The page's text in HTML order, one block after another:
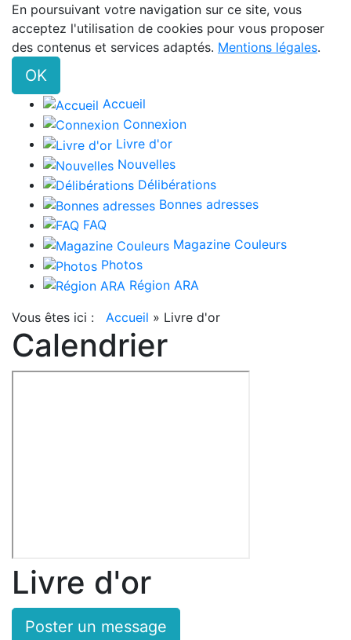
En poursuivant votre navigation sur ce site, vous
acceptez l'utilisation de cookies pour vous proposer
des contenus et services adaptés. Mentions légales.
OK
Accueil
Connexion
Livre d'or
Nouvelles
Délibérations
Bonnes adresses
FAQ
Magazine Couleurs
Photos
Région ARA
Vous êtes ici : Accueil » Livre d'or
Calendrier
Livre d'or
Poster un message